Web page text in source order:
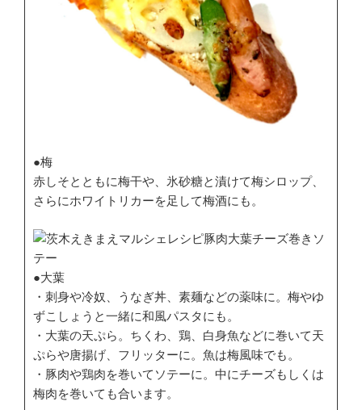
●梅
赤しそとともに梅干や、氷砂糖と漬けて梅シロップ、
さらにホワイトリカーを足して梅酒にも。
●大葉
・刺身や冷奴、うなぎ丼、素麺などの薬味に。梅やゆ
ずこしょうと一緒に和風パスタにも。
・大葉の天ぷら。ちくわ、鶏、白身魚などに巻いて天
ぷらや唐揚げ、フリッターに。魚は梅風味でも。
・豚肉や鶏肉を巻いてソテーに。中にチーズもしくは
梅肉を巻いても合います。